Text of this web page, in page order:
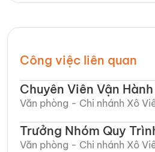
Công việc liên quan
Chuyên Viên Vận
Văn phòng - Chi nhánh Xô
Trưởng Nhóm Quy
Văn phòng - Chi nhánh Xô